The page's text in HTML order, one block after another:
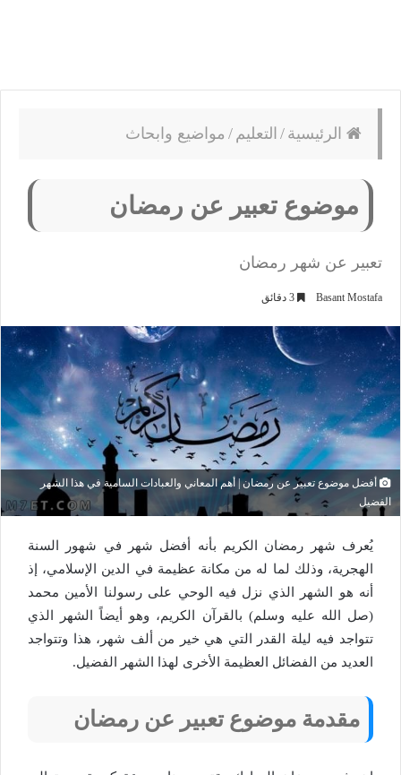
الرئيسية / التعليم / مواضيع وابحاث
موضوع تعبير عن رمضان
تعبير عن شهر رمضان
Basant Mostafa
أفضل موضوع تعبير عن رمضان | أهم المعاني والعبادات السامية في هذا الشهر
الفضيل
يُعرف شهر رمضان الكريم بأنه أفضل شهر في شهور السنة
الهجرية، وذلك لما له من مكانة عظيمة في الدين الإسلامي، إذ
أنه هو الشهر الذي نزل فيه الوحي على رسولنا الأمين محمد
(صل الله عليه وسلم) بالقرآن الكريم، وهو أيضاً الشهر الذي
تتواجد فيه ليلة القدر التي هي خير من ألف شهر، هذا وتتواجد
العديد من الفضائل العظيمة الأخرى لهذا الشهر الفضيل.
مقدمة موضوع تعبير عن رمضان